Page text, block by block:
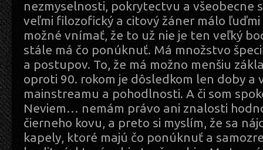
nezmyselnosti, pokrytectvu a všeobecne
veľmi filozofický a citový žáner málo
možné vnímať, že to už nie je ten veľký
stále má čo ponúknuť. Má množstvo
a postupov. To, že má možno menšiu
oproti 90. rokom je dôsledkom len doby a
mainstreamu a pohodlnosti. A či som
Neviem… nemám právo ani znalosti
čierneho kovu, a preto si myslím, že sa
kapely, ktoré majú čo ponúknuť a